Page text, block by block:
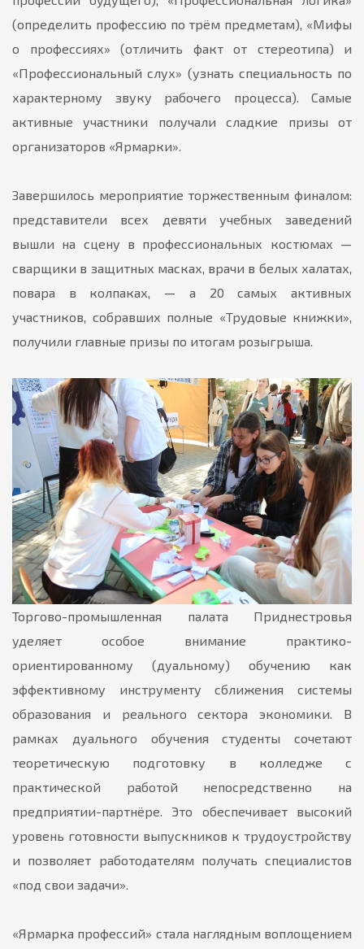
(определить профессию по трём предметам), «Мифы
о профессиях» (отличить факт от стереотипа) и
«Профессиональный слух» (узнать специальность по
характерному звуку рабочего процесса). Самые
активные участники получали сладкие призы от
организаторов «Ярмарки».
Завершилось мероприятие торжественным финалом:
представители всех девяти учебных заведений
вышли на сцену в профессиональных костюмах —
сварщики в защитных масках, врачи в белых халатах,
повара в колпаках, — а 20 самых активных
участников, собравших полные «Трудовые книжки»,
получили главные призы по итогам розыгрыша.
Торгово-промышленная палата Приднестровья
уделяет особое внимание практико-
ориентированному (дуальному) обучению как
эффективному инструменту сближения системы
образования и реального сектора экономики. В
рамках дуального обучения студенты сочетают
теоретическую подготовку в колледже с
практической работой непосредственно на
предприятии-партнёре. Это обеспечивает высокий
уровень готовности выпускников к трудоустройству
и позволяет работодателям получать специалистов
«под свои задачи».
«Ярмарка профессий» стала наглядным воплощением